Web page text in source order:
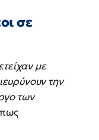
σε
με
την
των